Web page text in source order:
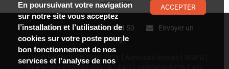
CONTACT : 01 47 01 34 50
Envoyer un
message
© EURO FRANCE MÉDIAS 2026
En poursuivant votre navigation
sur notre site vous acceptez
l’installation et l’utilisation de
cookies sur votre poste pour le
bon fonctionnement de nos
services et l'analyse de nos
ACCEPTER